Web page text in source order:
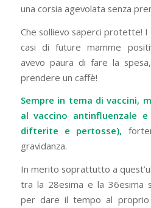
una corsia agevolata senza
Che sollievo saperci protette!
casi di future mamme
avevo paura di fare la
prendere un caffè!
Sempre in tema di vaccini,
al vaccino antinfluenzale
difterite e pertosse),
gravidanza.
In merito soprattutto a
tra la 28esima e la 36esima
per dare il tempo al proprio